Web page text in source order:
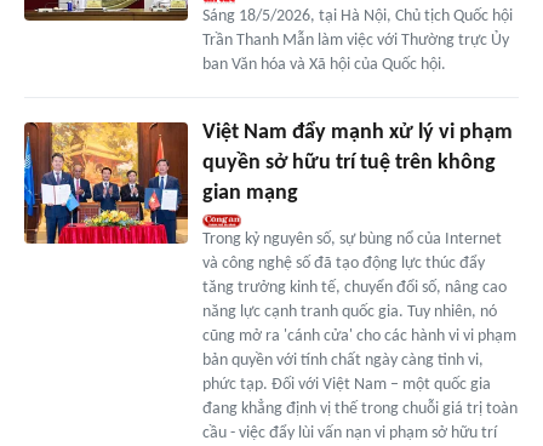
Sáng 18/5/2026, tại Hà Nội, Chủ tịch Quốc hội
Trần Thanh Mẫn làm việc với Thường trực Ủy
ban Văn hóa và Xã hội của Quốc hội.
Việt Nam đẩy mạnh xử lý vi phạm
quyền sở hữu trí tuệ trên không
gian mạng
Trong kỷ nguyên số, sự bùng nổ của Internet
và công nghệ số đã tạo động lực thúc đẩy
tăng trưởng kinh tế, chuyển đổi số, nâng cao
năng lực cạnh tranh quốc gia. Tuy nhiên, nó
cũng mở ra 'cánh cửa' cho các hành vi vi phạm
bản quyền với tính chất ngày càng tinh vi,
phức tạp. Đối với Việt Nam – một quốc gia
đang khẳng định vị thế trong chuỗi giá trị toàn
cầu - việc đẩy lùi vấn nạn vi phạm sở hữu trí